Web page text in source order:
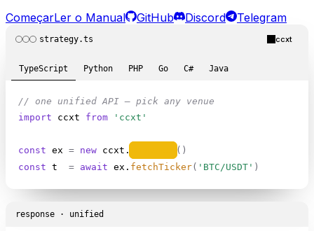
ComeçarLer o Manual GitHub Discord Telegram
strategy.ts ccxt
TypeScript Python PHP Go C# Java
// one unified API — pick any venue
import ccxt from 'ccxt'
const ex = new ccxt.
()
const t = await ex. fetchTicker( 'BTC/USDT' )
response · unified